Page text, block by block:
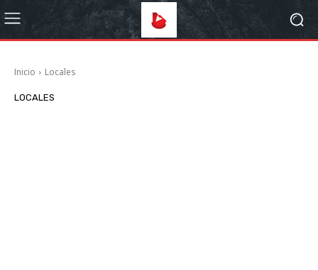
Inicio Locales
LOCALES